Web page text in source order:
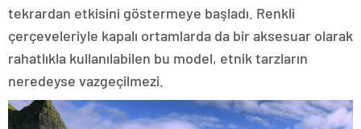
tekrardan etkisini göstermeye başladı. Renkli
çerçeveleriyle kapalı ortamlarda da bir aksesuar olarak
rahatlıkla kullanılabilen bu model, etnik tarzların
neredeyse vazgeçilmezi.